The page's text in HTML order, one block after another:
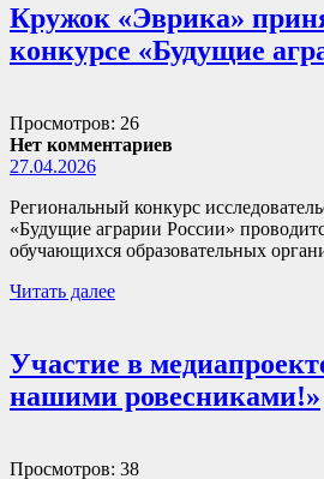
Кружок «Эврика»
конкурсе «Будущие
Просмотров: 26
Нет комментариев
27.04.2026
Региональный конкурс
«Будущие аграрии России»
обучающихся образовательных
Читать далее
Участие в
нашими ровесниками!»
Просмотров: 38